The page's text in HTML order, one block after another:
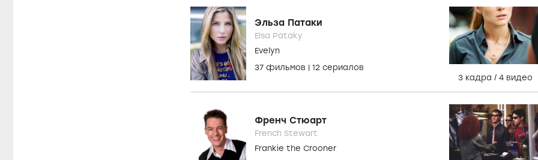
Эльза Патаки
Elsa Pataky
Evelyn
37 фильмов | 12 сериалов
3 кадра / 4 видео
Френч Стюарт
French Stewart
Frankie the Crooner